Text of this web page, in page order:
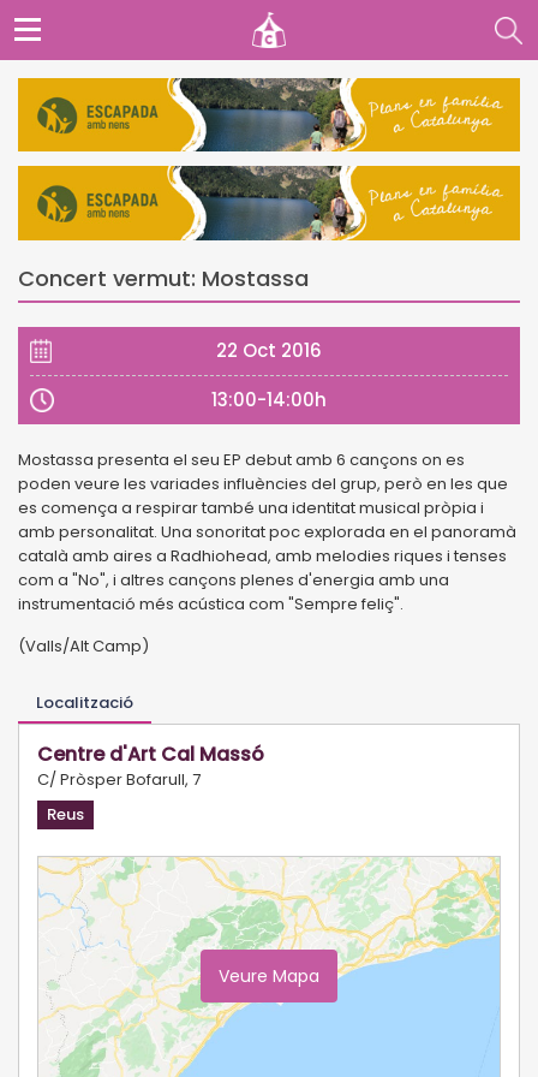
Concert vermut: Mostassa
22 Oct 2016
13:00-14:00h
Mostassa presenta el seu EP debut amb 6 cançons on es
poden veure les variades influències del grup, però en les que
es comença a respirar també una identitat musical pròpia i
amb personalitat. Una sonoritat poc explorada en el panoramà
català amb aires a Radhiohead, amb melodies riques i tenses
com a "No", i altres cançons plenes d'energia amb una
instrumentació més acústica com "Sempre feliç".
(Valls/Alt Camp)
Localització
Centre d'Art Cal Massó
C/ Pròsper Bofarull, 7
Reus
Veure Mapa